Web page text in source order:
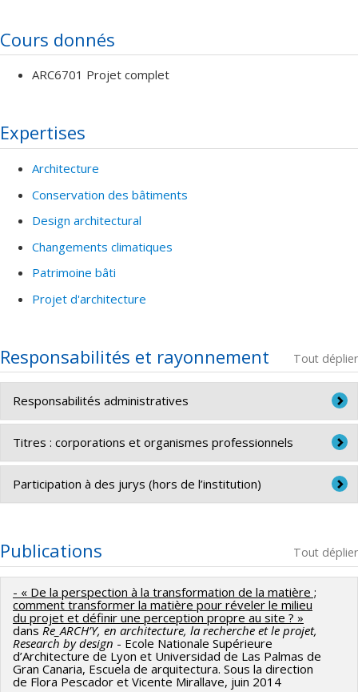
Cours donnés
ARC6701 Projet complet
Expertises
Architecture
Conservation des bâtiments
Design architectural
Changements climatiques
Patrimoine bâti
Projet d'architecture
Responsabilités et rayonnement Tout déplier
Responsabilités administratives
-Représentant des chargés de cours et de formation
pratique au Conseil de faculté, Faculté de
l’Aménagement, Université de Montréal (2024-présent)
Titres : corporations et organismes professionnels
-Membre du comité Jacques-Viger de la Ville de
Montréal, Instance consultative de la Ville en matière
urbain et d’architecture de paysage. (2024-présent)
-Architecte à la relecturede la revue professionnelle
EsquissesOrdre des Architectes du Québec, Montréal
(2023-présent)
-Architecte, Atelier TAG,concepteur pour des concours
d’architecture provinciaux, nationaux et internationaux
et pour des projets d’interventions patrimoniales et sur
Participation à des jurys (hors de l’institution)
(2024-présent)
-Moderateur du du jurydu Prix Azrieli pour l’atelier
multidisciplinaire AME3030 (2020)
-Membre du juryde la bourse d’excellence en architecture
« Metra Aluminium » (2019)
Publications Tout déplier
- « De la perspection à la transformation de la matière ;
comment transformer la matière pour réveler le milieu
du projet et définir une perception propre au site ? »
dans Re_ARCH’Y, en architecture, la recherche et le projet,
Research by design - Ecole Nationale Supérieure
d’Architecture de Lyon et Universidad de Las Palmas de
Gran Canaria, Escuela de arquitectura. Sous la direction
de Flora Pescador et Vicente Mirallave, juin 2014